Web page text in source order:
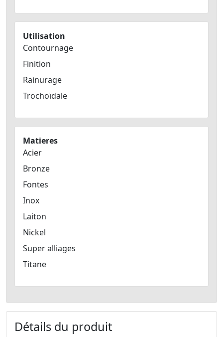
Utilisation
Contournage
Finition
Rainurage
Trochoïdale
Matieres
Acier
Bronze
Fontes
Inox
Laiton
Nickel
Super alliages
Titane
Détails du produit